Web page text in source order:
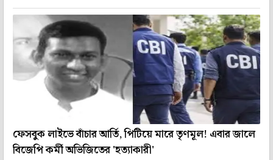
ফেসবুক লাইভে বাঁচার আর্তি, পিটিয়ে মারে তৃণমূল! এবার জালে
বিজেপি কর্মী অভিজিতের 'হত্যাকারী'